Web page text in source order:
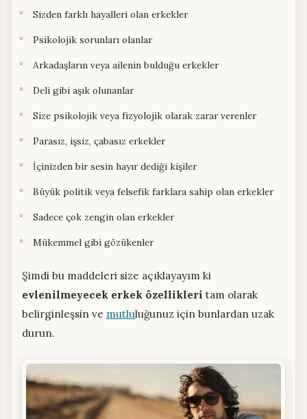
Sizden farklı hayalleri olan erkekler
Psikolojik sorunları olanlar
Arkadaşların veya ailenin bulduğu erkekler
Deli gibi aşık olunanlar
Size psikolojik veya fizyolojik olarak zarar verenler
Parasız, işsiz, çabasız erkekler
İçinizden bir sesin hayır dediği kişiler
Büyük politik veya felsefik farklara sahip olan erkekler
Sadece çok zengin olan erkekler
Mükemmel gibi gözükenler
Şimdi bu maddeleri size açıklayayım ki
evlenilmeyecek erkek özellikleri tam olarak
belirginleşsin ve mutluluğunuz için bunlardan uzak
durun.